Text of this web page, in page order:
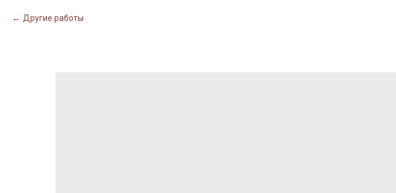
Другие работы